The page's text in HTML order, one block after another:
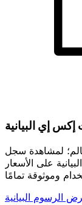
إي البيانية
لمشاهدة سجل
على الأسعار
الرسوم البيانية